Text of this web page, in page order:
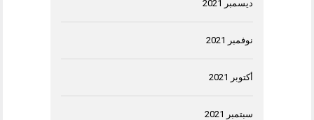
ديسمبر 2021
نوفمبر 2021
أكتوبر 2021
سبتمبر 2021